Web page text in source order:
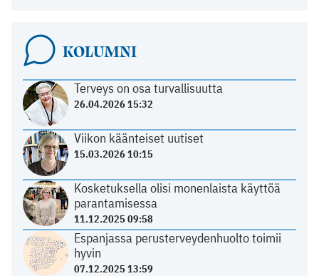
KOLUMNI
Terveys on osa turvallisuutta
26.04.2026 15:32
Viikon käänteiset uutiset
15.03.2026 10:15
Kosketuksella olisi monenlaista käyttöä
parantamisessa
11.12.2025 09:58
Espanjassa perusterveydenhuolto toimii
hyvin
07.12.2025 13:59